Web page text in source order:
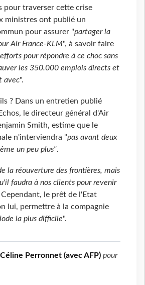
pour traverser cette crise
ministres ont publié un
pour assurer "partager la
Air France-KLM", à savoir faire
pour répondre à ce choc sans
les 350.000 emplois directs et
avec".
? Dans un entretien publié
le directeur général d'Air
Smith, estime que le
n'interviendra "pas avant deux
un peu plus".
la réouverture des frontières, mais
faudra à nos clients pour revenir
Cependant, le prêt de l'Etat
lui, permettre à la compagnie
la plus difficile".
Céline Perronnet (avec AFP) pour